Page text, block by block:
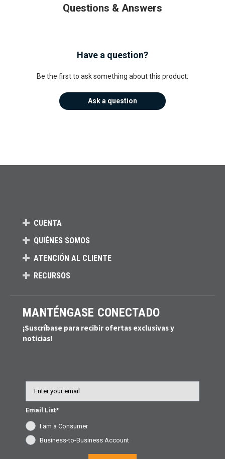
Questions & Answers
Have a question?
Be the first to ask something about this product.
Ask a question
CUENTA
QUIÉNES SOMOS
ATENCIÓN AL CLIENTE
RECURSOS
MANTÉNGASE CONECTADO
¡Suscríbase para recibir ofertas exclusivas y
noticias!
Email List*
I am a Consumer
Business-to-Business Account